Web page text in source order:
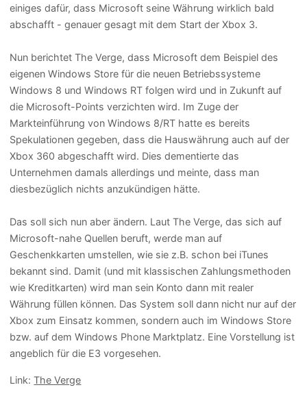
einiges dafür, dass Microsoft seine Währung wirklich bald
abschafft - genauer gesagt mit dem Start der Xbox 3.
Nun berichtet The Verge, dass Microsoft dem Beispiel des
eigenen Windows Store für die neuen Betriebssysteme
Windows 8 und Windows RT folgen wird und in Zukunft auf
die Microsoft-Points verzichten wird. Im Zuge der
Markteinführung von Windows 8/RT hatte es bereits
Spekulationen gegeben, dass die Hauswährung auch auf der
Xbox 360 abgeschafft wird. Dies dementierte das
Unternehmen damals allerdings und meinte, dass man
diesbezüglich nichts anzukündigen hätte.
Das soll sich nun aber ändern. Laut The Verge, das sich auf
Microsoft-nahe Quellen beruft, werde man auf
Geschenkkarten umstellen, wie sie z.B. schon bei iTunes
bekannt sind. Damit (und mit klassischen Zahlungsmethoden
wie Kreditkarten) wird man sein Konto dann mit realer
Währung füllen können. Das System soll dann nicht nur auf der
Xbox zum Einsatz kommen, sondern auch im Windows Store
bzw. auf dem Windows Phone Marktplatz. Eine Vorstellung ist
angeblich für die E3 vorgesehen.
Link:The Verge